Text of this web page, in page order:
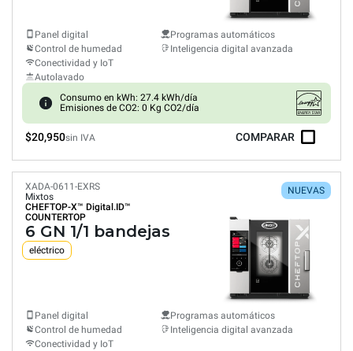
Panel digital
Control de humedad
Conectividad y IoT
Autolavado
Programas automáticos
Inteligencia digital avanzada
Consumo en kWh: 27.4 kWh/día
Emisiones de CO2: 0 Kg CO2/día
$20,950sin IVA COMPARAR
NUEVAS
XADA-0611-EXRS
Mixtos
CHEFTOP-X™ Digital.ID™
COUNTERTOP
6 GN 1/1 bandejas
eléctrico
Panel digital
Control de humedad
Conectividad y IoT
Programas automáticos
Inteligencia digital avanzada